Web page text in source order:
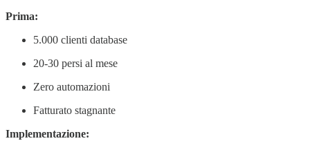
Prima:
5.000 clienti database
20-30 persi al mese
Zero automazioni
Fatturato stagnante
Implementazione: